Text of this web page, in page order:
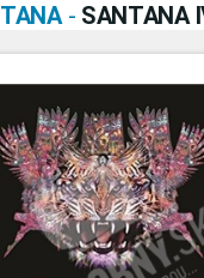
- SANTANA IV - LIVE AT THE